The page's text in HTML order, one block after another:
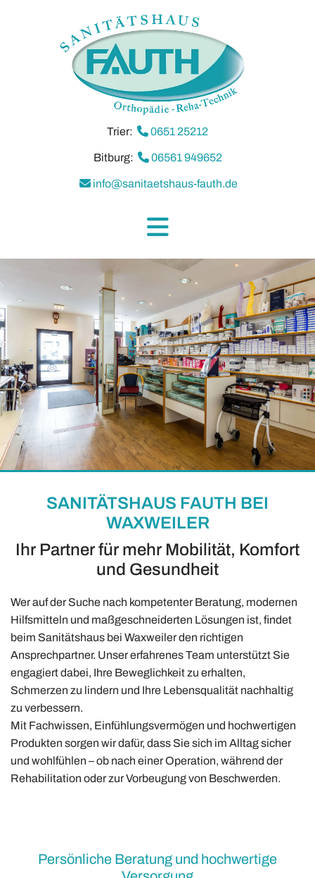
Trier: 0651 25212
Bitburg:  06561 949652
 info@sanitaetshaus-fauth.de
SANITÄTSHAUS FAUTH BEI
WAXWEILER
Ihr Partner für mehr Mobilität, Komfort
und Gesundheit
Wer auf der Suche nach kompetenter Beratung, modernen
Hilfsmitteln und maßgeschneiderten Lösungen ist, findet
beim Sanitätshaus bei Waxweiler den richtigen
Ansprechpartner. Unser erfahrenes Team unterstützt Sie
engagiert dabei, Ihre Beweglichkeit zu erhalten,
Schmerzen zu lindern und Ihre Lebensqualität nachhaltig
zu verbessern.
Mit Fachwissen, Einfühlungsvermögen und hochwertigen
Produkten sorgen wir dafür, dass Sie sich im Alltag sicher
und wohlfühlen – ob nach einer Operation, während der
Rehabilitation oder zur Vorbeugung von Beschwerden.
Persönliche Beratung und hochwertige